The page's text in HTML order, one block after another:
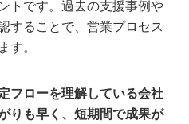
トです。過去の支援事例や
することで、営業プロセス
す。
フローを理解している会社
りも早く、短期間で成果が